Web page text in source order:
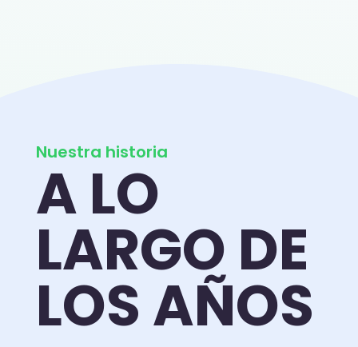
Nuestra historia
A LO
LARGO DE
LOS AÑOS